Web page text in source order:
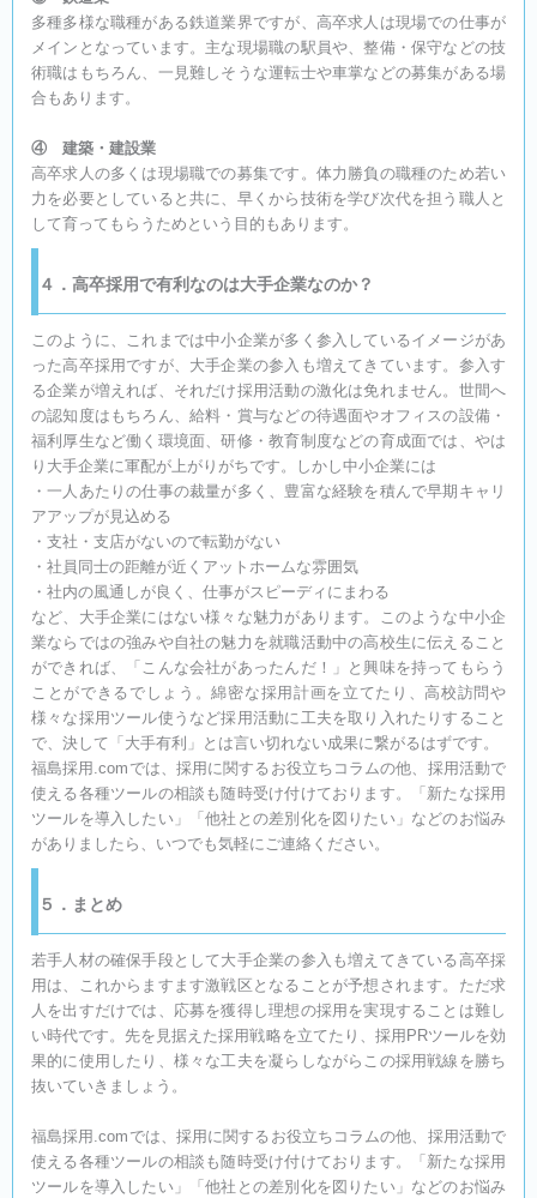
多種多様な職種がある鉄道業界ですが、高卒求人は現場での仕事が
メインとなっています。主な現場職の駅員や、整備・保守などの技
術職はもちろん、一見難しそうな運転士や車掌などの募集がある場
合もあります。
④ 建築・建設業
高卒求人の多くは現場職での募集です。体力勝負の職種のため若い
力を必要としていると共に、早くから技術を学び次代を担う職人と
して育ってもらうためという目的もあります。
４．高卒採用で有利なのは大手企業なのか？
このように、これまでは中小企業が多く参入しているイメージがあ
った高卒採用ですが、大手企業の参入も増えてきています。参入す
る企業が増えれば、それだけ採用活動の激化は免れません。世間へ
の認知度はもちろん、給料・賞与などの待遇面やオフィスの設備・
福利厚生など働く環境面、研修・教育制度などの育成面では、やは
り大手企業に軍配が上がりがちです。しかし中小企業には
・一人あたりの仕事の裁量が多く、豊富な経験を積んで早期キャリ
アアップが見込める
・支社・支店がないので転勤がない
・社員同士の距離が近くアットホームな雰囲気
・社内の風通しが良く、仕事がスピーディにまわる
など、大手企業にはない様々な魅力があります。このような中小企
業ならではの強みや自社の魅力を就職活動中の高校生に伝えること
ができれば、「こんな会社があったんだ！」と興味を持ってもらう
ことができるでしょう。綿密な採用計画を立てたり、高校訪問や
様々な採用ツール使うなど採用活動に工夫を取り入れたりすること
で、決して「大手有利」とは言い切れない成果に繋がるはずです。
福島採用.comでは、採用に関するお役立ちコラムの他、採用活動で
使える各種ツールの相談も随時受け付けております。「新たな採用
ツールを導入したい」「他社との差別化を図りたい」などのお悩み
がありましたら、いつでも気軽にご連絡ください。
５．まとめ
若手人材の確保手段として大手企業の参入も増えてきている高卒採
用は、これからますます激戦区となることが予想されます。ただ求
人を出すだけでは、応募を獲得し理想の採用を実現することは難し
い時代です。先を見据えた採用戦略を立てたり、採用PRツールを効
果的に使用したり、様々な工夫を凝らしながらこの採用戦線を勝ち
抜いていきましょう。
福島採用.comでは、採用に関するお役立ちコラムの他、採用活動で
使える各種ツールの相談も随時受け付けております。「新たな採用
ツールを導入したい」「他社との差別化を図りたい」などのお悩み